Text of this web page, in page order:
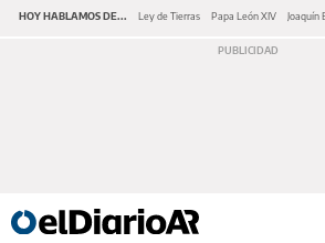
HOY HABLAMOS DE... Ley de Tierras Papa León XIV Joaquín